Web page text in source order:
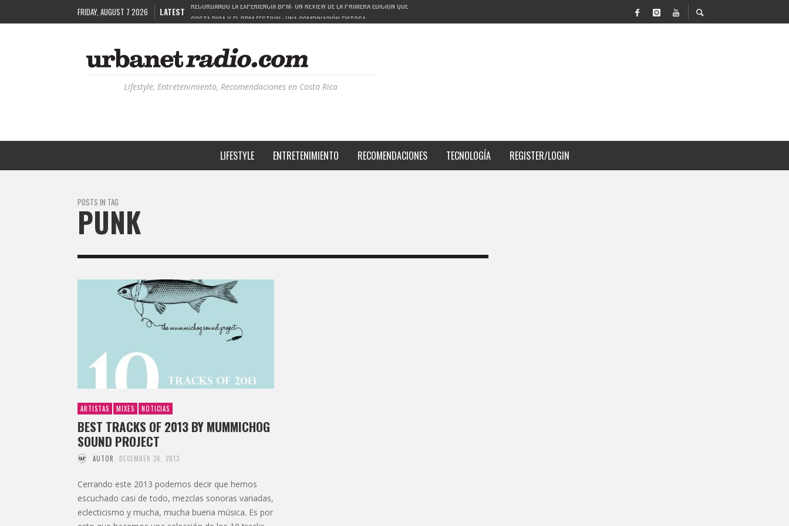
FRIDAY, AUGUST 7 2026 LATEST COSTA RICA Y EL BPM FESTIVAL: UNA COMBINACIÓN EXITOSA
RUTAS NATURBANAS: EL PROYECTO QUE ESTÁ TRANSFORMANDO LA CALIDAD DE VIDA DEL TRANSEÚNTE TICO CON MOVILIDAD Y PAISAJISMO
Lifestyle, Entretenimiento, Recomendaciones en Costa Rica
LIFESTYLE ENTRETENIMIENTO RECOMENDACIONES TECNOLOGÍA REGISTER/LOGIN
POSTS IN TAG
PUNK
ARTISTAS MIXES NOTICIAS
BEST TRACKS OF 2013 BY MUMMICHOG
SOUND PROJECT
AUTOR DECEMBER 26, 2013
Cerrando este 2013 podemos decir que hemos
escuchado casi de todo, mezclas sonoras variadas,
eclecticismo y mucha, mucha buena música. Es por